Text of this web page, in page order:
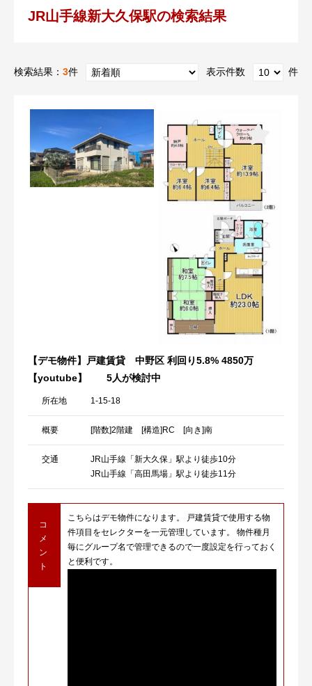
JR山手線新大久保駅の検索結果
検索結果： 3件 表示件数 件
【デモ物件】戸建賃貸 中野区 利回り5.8% 4850万
【youtube】
5人が検討中
所在地 1-15-18
概要 [階数]2階建 [構造]RC [向き]南
交通
JR山手線「新大久保」駅より徒歩10分
JR山手線「高田馬場」駅より徒歩11分
コ
メ
ン
ト
こちらはデモ物件になります。 戸建賃貸で使用する物
件項目をセレクターを一元管理しています。 物件種月
毎にグループ名で管理できるので一度設定を行っておく
と便利です。